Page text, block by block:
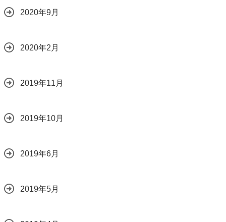
2020年9月
2020年2月
2019年11月
2019年10月
2019年6月
2019年5月